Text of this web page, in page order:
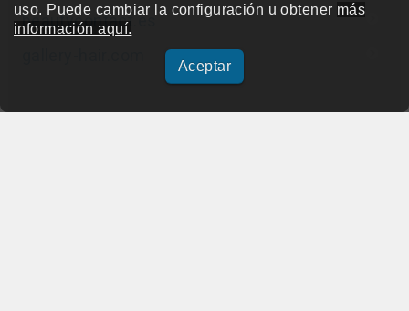
uso. Puede cambiar la configuración u obtener más
información aquí.
Aceptar
beautycontact.es